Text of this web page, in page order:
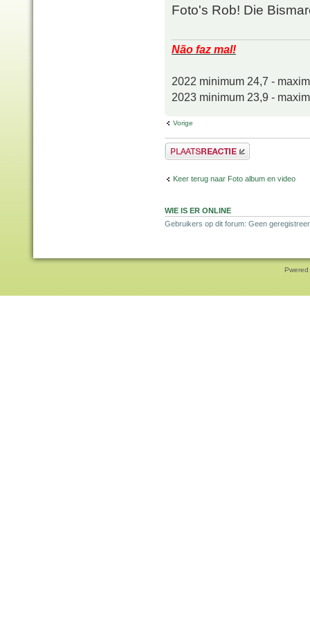
Foto's Rob! Die
Não faz mal!
2022 minimum 24,7 -
2023 minimum 23,9 -
Vorige
Plaats een reactie
Keer terug naar Foto album en video
WIE IS ER ONLINE
Gebruikers op dit forum: Geen